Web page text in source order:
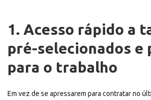
1. Acesso rápido a
pré-selecionados e
para o trabalho
Em vez de se apressarem para contratar no